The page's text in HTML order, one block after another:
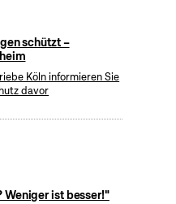
schützt –
Köln informieren Sie
davor
ist besser!"